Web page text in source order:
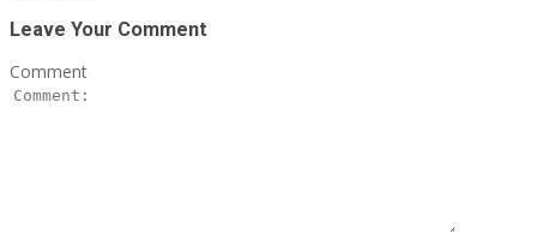
Leave Your Comment
Comment